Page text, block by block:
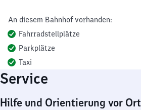
An diesem Bahnhof vorhanden:
Fahrradstellplätze
Parkplätze
Taxi
Service
Hilfe und Orientierung vor Ort